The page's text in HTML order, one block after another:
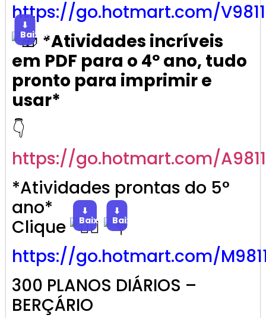
https://go.hotmart.com/
⬇
Baixar*Atividades incríveis
em PDF para o 4º ano, tudo
pronto para imprimir e
usar*
👇
https://go.hotmart.com/
*Atividades prontas do 5°
ano*
Clique
⬇
Baixar
⬇
Baixar
https://go.hotmart.com/
300 PLANOS DIÁRIOS –
BERÇÁRIO